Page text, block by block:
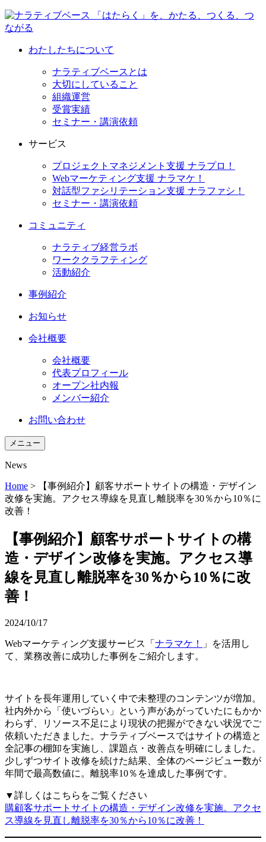
わたしたちについて
ナラティブベースとは
大切にしていること
組織運営
受賞実績
セミナー・講演依頼
サービス
プロジェクトマネジメント支援 ナラプロ！
Webマーケティング支援 ナラマケ！
対話型ファシリテーション支援 ナラファシ！
セミナー・講演依頼
コミュニティ
ナラティブ経営ラボ
ワーククラフティング
活動紹介
事例紹介
お知らせ
会社概要
会社概要
代表プロフィール
オープン社内報
メンバー紹介
お問い合わせ
メニュー
News
Home >
【事例紹介】顧客サポートサイトの構造・デザイン
改修を実施。アクセス導線を見直し離脱率を30％から10％に
改善！
【事例紹介】顧客サポートサイトの構
造・デザイン改修を実施。アクセス導
線を見直し離脱率を30％から10％に改
善！
2024/10/17
Webマーケティング支援サービス「 ナラマケ！
」を活用し
て、業務改善に成功した事例をご紹介します。
サイトを長年運用していく中で未整理のコンテンツが増加。
社内外から「使いづらい」という声があがっていたにもかか
わらず、リソース不足により現状の把握ができない状況でご
依頼いただきました。ナラティブベースではサイトの構造と
全記事の棚卸を実施し、課題点・改善点を明確にしました。
少しずつサイト改修を続けた結果、全体のページビュー数が
年間で最高数値に。離脱率10％を達成した事例です。
▼詳しくはこちらをご覧ください
購顧客サポートサイトの構造・デザイン改修を実施。アクセ
ス導線を見直し離脱率を30％から10％に改善！